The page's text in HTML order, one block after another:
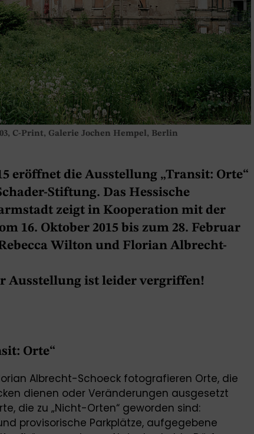
C-Print, Galerie Jochen Hempel, Berlin
eröffnet die Ausstellung „Transit: Orte“
Stiftung. Das Hessische
zeigt in Kooperation mit der
16. Oktober 2015 bis zum 28. Februar
Wilton und Florian Albrecht-
Ausstellung ist leider vergriffen!
Orte“
Albrecht-Schoeck fotografieren Orte, die
dienen oder Veränderungen ausgesetzt
die zu „Nicht-Orten“ geworden sind:
provisorische Parkplätze, aufgegebene